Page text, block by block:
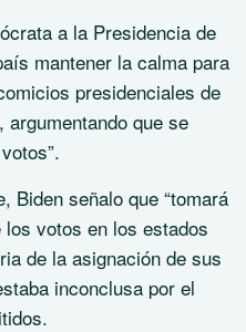
a la Presidencia de
mantener la calma para
presidenciales de
que se
Biden señalo que “tomará
votos en los estados
de la asignación de sus
inconclusa por el